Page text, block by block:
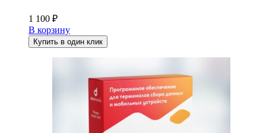
1 100 ₽
В корзину
Купить в один клик